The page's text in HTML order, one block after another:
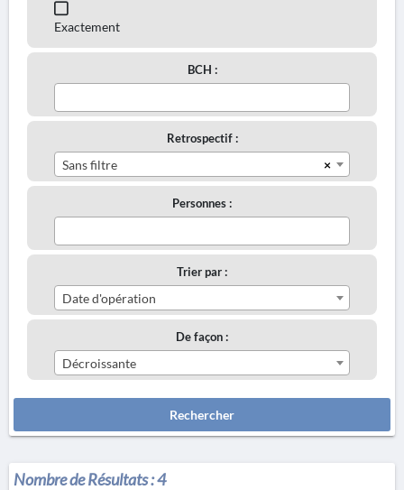
Exactement
BCH :
Retrospectif :
×
Sans filtre
Personnes :
Trier par :
Date d'opération
De façon :
Décroissante
Rechercher
Nombre de Résultats :4